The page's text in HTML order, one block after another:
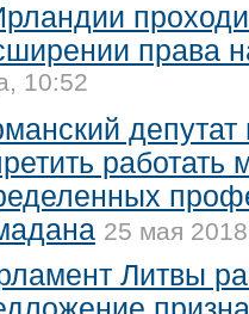
права
10:52
работать
25 мая
Литвы